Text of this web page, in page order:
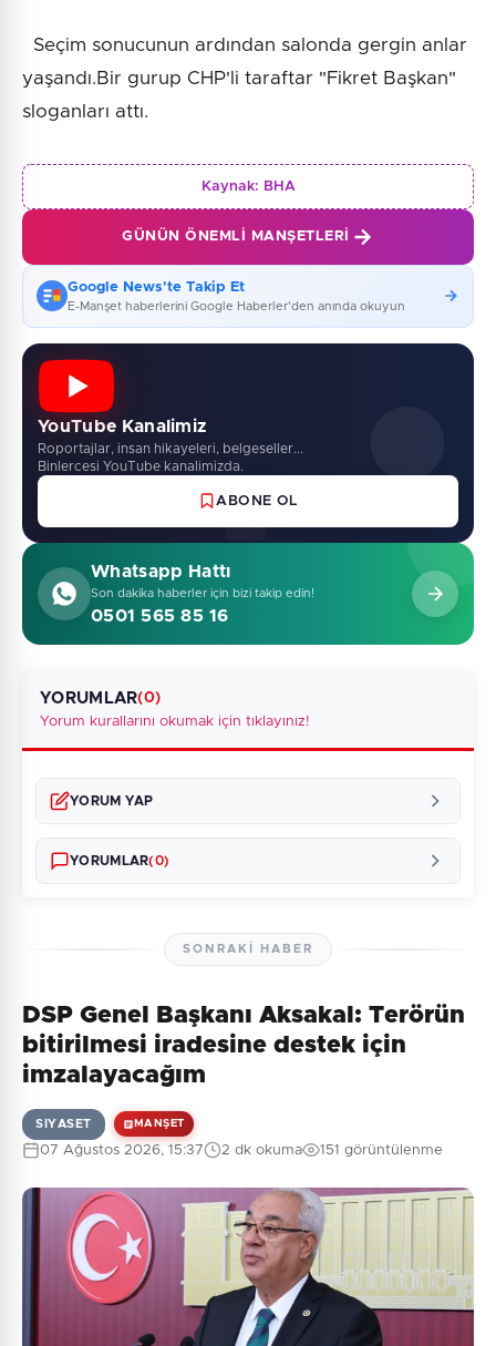
Seçim sonucunun ardından salonda gergin anlar
yaşandı.Bir gurup CHP'li taraftar "Fikret Başkan"
sloganları attı.
Kaynak: BHA
GÜNÜN ÖNEMLI MANŞETLERI
Google News'te Takip Et
E-Manşet haberlerini Google Haberler'den anında okuyun
YouTube Kanalimiz
Roportajlar, insan hikayeleri, belgeseller...
Binlercesi YouTube kanalimizda.
ABONE OL
Whatsapp Hattı
Son dakika haberler için bizi takip edin!
0501 565 85 16
YORUMLAR(0)
Yorum kurallarını okumak için tıklayınız!
YORUM YAP
Güvenlik Sorusu:
3 + 2 = ?
Gönder
YORUMLAR(0)
Henüz yorum yapılmamış. İlk yorumu siz yapın!
SONRAKI HABER
DSP Genel Başkanı Aksakal: Terörün
bitirilmesi iradesine destek için
imzalayacağım
SIYASET MANŞET
07 Ağustos 2026, 15:37 2 dk okuma 151 görüntülenme